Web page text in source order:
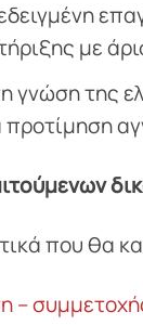
με
γνώση της
προτίμηση
που θα
–